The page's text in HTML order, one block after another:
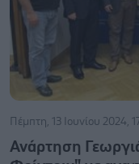
Πέμπτη, 13 Ιουνίου 2024,
Ανάρτηση